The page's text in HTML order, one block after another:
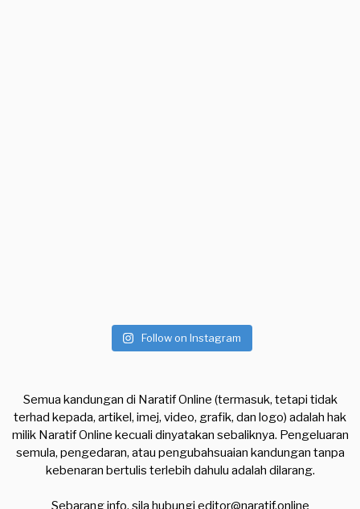
Follow on Instagram
Semua kandungan di Naratif Online (termasuk, tetapi tidak
terhad kepada, artikel, imej, video, grafik, dan logo) adalah hak
milik Naratif Online kecuali dinyatakan sebaliknya. Pengeluaran
semula, pengedaran, atau pengubahsuaian kandungan tanpa
kebenaran bertulis terlebih dahulu adalah dilarang.
Sebarang info, sila hubungi editor@naratif.online